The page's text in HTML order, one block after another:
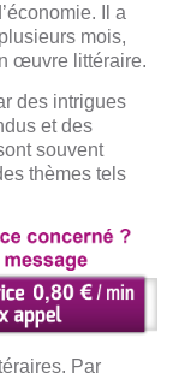
Il a
mois,
œuvre littéraire.
des intrigues
et des
souvent
thèmes tels
Par